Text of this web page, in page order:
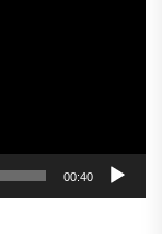
00:40